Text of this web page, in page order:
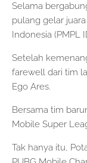
Selama
pulang gelar
Indonesia (PMPL
Setelah
farewell dari tim
Ego Ares.
Bersama tim
Mobile Super
Tak hanya itu,